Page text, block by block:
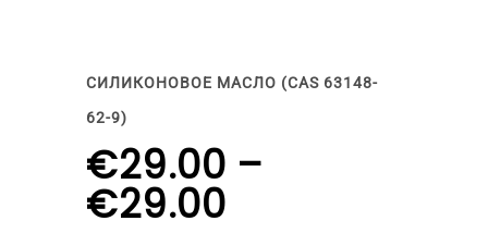
СИЛИКОНОВОЕ МАСЛО (CAS 63148-
62-9)
€29.00 –
€29.00